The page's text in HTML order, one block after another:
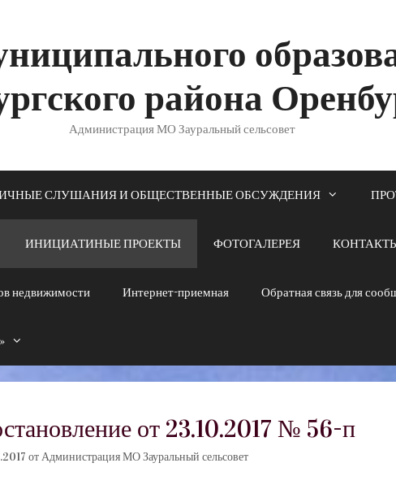
района
Администрация МО Зауральный сельсовет
СЛУШАНИЯ И ОБЩЕСТВЕННЫЕ ОБСУЖДЕНИЯ
ИНИЦИАТИНЫЕ ПРОЕКТЫ ФОТОГАЛЕРЕЯ
недвижимости Интернет-приемная Обратная связь для
от 23.10.2017 № 56-п
отАдминистрация МО Зауральный сельсовет